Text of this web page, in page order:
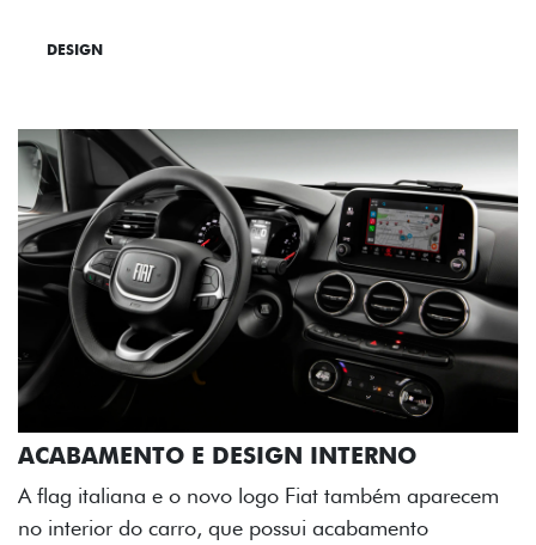
DESIGN
ACABAMENTO E DESIGN INTERNO
A flag italiana e o novo logo Fiat também aparecem
no interior do carro, que possui acabamento